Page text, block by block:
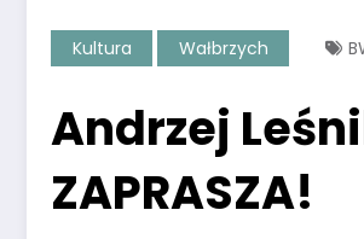
Kultura Wałbrzych
Andrzej
ZAPRASZA!